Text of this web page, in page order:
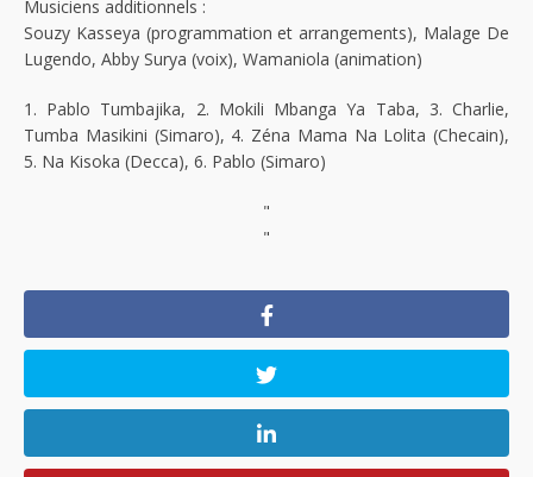
Musiciens additionnels :
Souzy Kasseya (programmation et arrangements), Malage De
Lugendo, Abby Surya (voix), Wamaniola (animation)
1. Pablo Tumbajika, 2. Mokili Mbanga Ya Taba, 3. Charlie,
Tumba Masikini (Simaro), 4. Zéna Mama Na Lolita (Checain),
5. Na Kisoka (Decca), 6. Pablo (Simaro)
"
"